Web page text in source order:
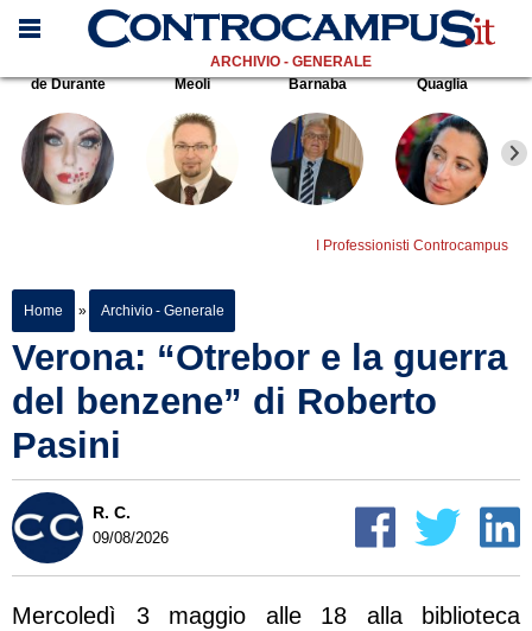
ARCHIVIO - GENERALE
de Durante
Meoli Barnaba Quaglia
I Professionisti Controcampus
Home » Archivio - Generale
Verona: “Otrebor e la guerra
del benzene” di Roberto
Pasini
R. C.
09/08/2026
Mercoledì 3 maggio alle 18 alla biblioteca